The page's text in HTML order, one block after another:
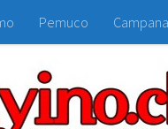
Pemuco